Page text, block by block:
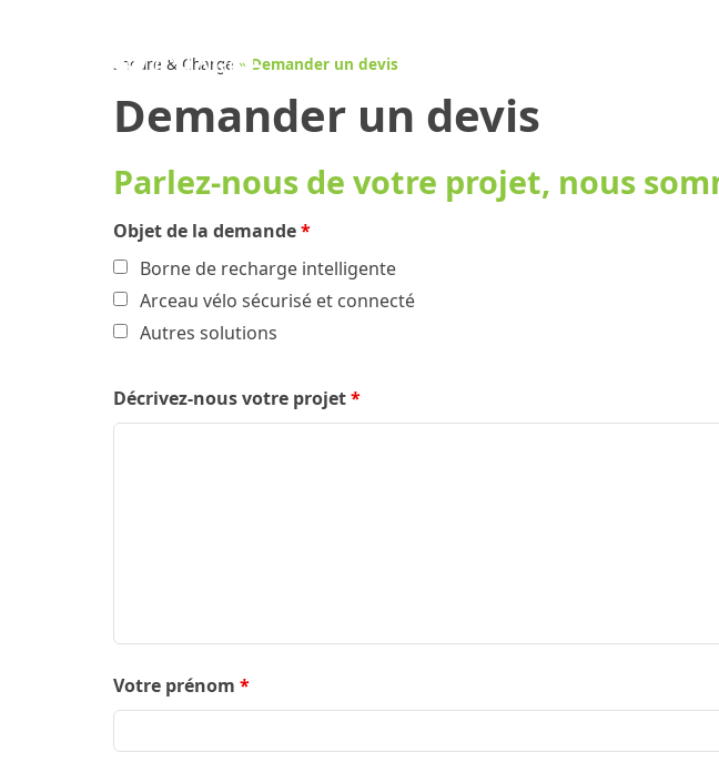
Secure & Charge » Demander un devis
Demander un devis
Parlez-nous de votre projet, nous
Objet de la demande*
Borne de recharge intelligente
Arceau vélo sécurisé et connecté
Autres solutions
Décrivez-nous votre projet*
Votre prénom *